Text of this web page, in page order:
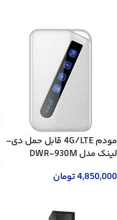
مودم 4G/LTE قابل حمل دی-
لینک مدل DWR-930M
4,850,000تومان